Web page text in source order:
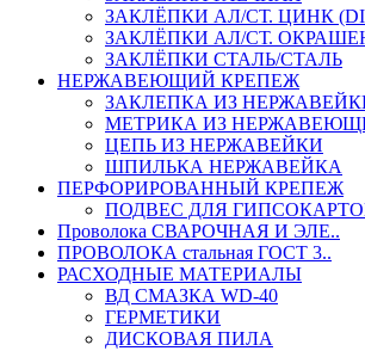
ЗАКЛЁПКИ АЛ/СТ. ЦИНК
ЗАКЛЁПКИ АЛ/СТ.
ЗАКЛЁПКИ СТАЛЬ/СТАЛЬ
НЕРЖАВЕЮЩИЙ КРЕПЕЖ
ЗАКЛЕПКА ИЗ
МЕТРИКА ИЗ
ЦЕПЬ ИЗ НЕРЖАВЕЙКИ
ШПИЛЬКА НЕРЖАВЕЙКА
ПЕРФОРИРОВАННЫЙ КРЕПЕЖ
ПОДВЕС ДЛЯ
Проволока СВАРОЧНАЯ И ЭЛЕ..
ПРОВОЛОКА стальная ГОСТ 3..
РАСХОДНЫЕ МАТЕРИАЛЫ
ВД СМАЗКА WD-40
ГЕРМЕТИКИ
ДИСКОВАЯ ПИЛА